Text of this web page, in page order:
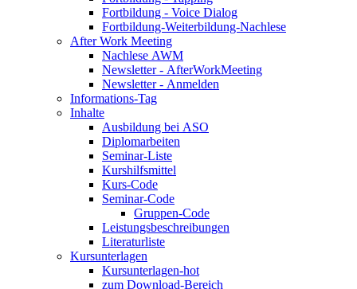
Fortbildung - Voice Dialog
Fortbildung-Weiterbildung-Nachlese
After Work Meeting
Nachlese AWM
Newsletter - AfterWorkMeeting
Newsletter - Anmelden
Informations-Tag
Inhalte
Ausbildung bei ASO
Diplomarbeiten
Seminar-Liste
Kurshilfsmittel
Kurs-Code
Seminar-Code
Gruppen-Code
Leistungsbeschreibungen
Literaturliste
Kursunterlagen
Kursunterlagen-hot
zum Download-Bereich